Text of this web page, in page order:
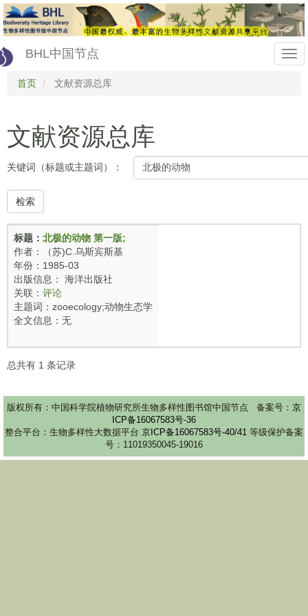
Skip
to
main
contentBHL中国节点
首页 文献资源总库
文献资源总库
关键词（标题或主题词）：
检索
标题： 北极的动物 第一版;
作者：（苏)C.乌斯宾斯基
年份：1985-03
出版信息： 海洋出版社
关联： 评论
主题词：zooecology;动物生态学
全文信息：无
总共有 1 条记录
版权所有：中国科学院植物研究所生物多样性图书馆中国节点 备案号： 京
ICP备16067583号-36
整合平台：生物多样性大数据平台 京ICP备16067583号-40/41 等级保护备案
号：11019350045-19016